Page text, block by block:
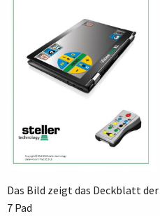
Das Bild zeigt das Deckblatt
7 Pad